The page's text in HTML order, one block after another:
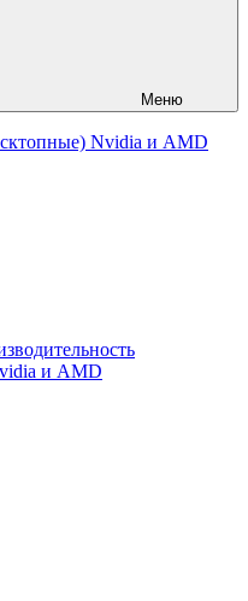
Меню
Nvidia и AMD
и AMD